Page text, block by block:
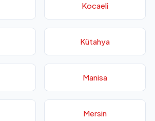
Kocaeli
Kütahya
Manisa
Mersin